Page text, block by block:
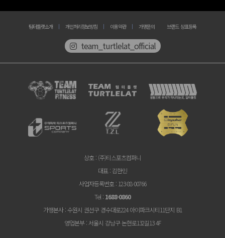
팀터틀랫소개 개인처리정보방침 이용약관 가맹문의 브랜드 상표등록
team_turtlelat_official
상호 : (주)티스포츠컴퍼니
대표 : 김한민
사업자등록번호 : 123-88-00766
Tel : 1688-0860
가맹본사: 수원시 권선구 경수대로224 아이파크시티11단지 B1
영업본부: 서울시 강남구 논현로132길13 4F